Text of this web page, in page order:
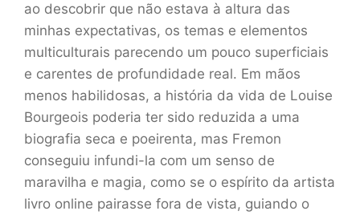
ao descobrir que não estava à altura das
minhas expectativas, os temas e elementos
multiculturais parecendo um pouco superficiais
e carentes de profundidade real. Em mãos
menos habilidosas, a história da vida de Louise
Bourgeois poderia ter sido reduzida a uma
biografia seca e poeirenta, mas Fremon
conseguiu infundi-la com um senso de
maravilha e magia, como se o espírito da artista
livro online pairasse fora de vista, guiando o